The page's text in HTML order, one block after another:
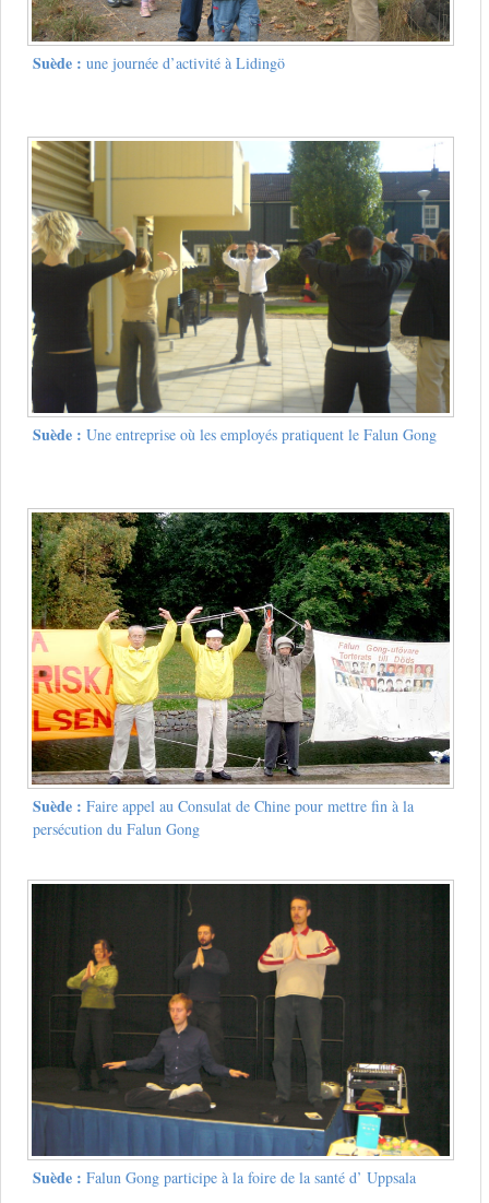
Suède : une journée d’activité à Lidingö
Suède : Une entreprise où les employés pratiquent le Falun Gong
Suède : Faire appel au Consulat de Chine pour mettre fin à la
persécution du Falun Gong
Suède : Falun Gong participe à la foire de la santé d’ Uppsala